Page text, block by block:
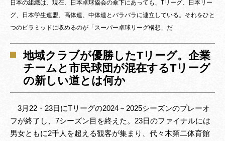
日本の組織は、現在、日本卓球協会の傘下にあっても、Tリーグ、日本リー
グ、日本学生連盟、高体連、中体連とバラバラに連立している。それをひと
つのピラミッドに収めるのが「スーパー卓球リーグ構想」だ
地域クラブが優勝したTリーグ。企業
チームと市民球団が混在するTリーグ
の新しい道とは何か
3月22・23日にTリーグの2024－2025シーズンのプレーオ
フが終了し、7シーズン目を終えた。23日のファイナルには
男女ともに2千人を超える観客が集まり、代々木第二体育館